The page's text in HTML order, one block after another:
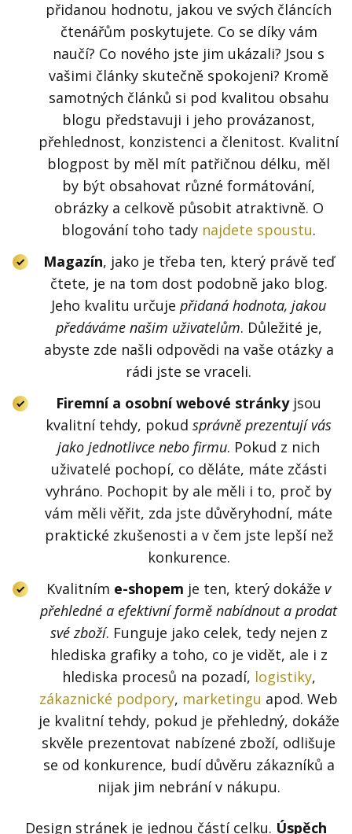
přidanou hodnotu, jakou ve svých článcích
čtenářům poskytujete. Co se díky vám
naučí? Co nového jste jim ukázali? Jsou s
vašimi články skutečně spokojeni? Kromě
samotných článků si pod kvalitou obsahu
blogu představuji i jeho provázanost,
přehlednost, konzistenci a členitost. Kvalitní
blogpost by měl mít patřičnou délku, měl
by být obsahovat různé formátování,
obrázky a celkově působit atraktivně. O
blogování toho tady najdete spoustu.
Magazín, jako je třeba ten, který právě teď
čtete, je na tom dost podobně jako blog.
Jeho kvalitu určuje přidaná hodnota, jakou
předáváme našim uživatelům. Důležité je,
abyste zde našli odpovědi na vaše otázky a
rádi jste se vraceli.
Firemní a osobní webové stránkyjsou
kvalitní tehdy, pokud správně prezentují vás
jako jednotlivce nebo firmu. Pokud z nich
uživatelé pochopí, co děláte, máte zčásti
vyhráno. Pochopit by ale měli i to, proč by
vám měli věřit, zda jste důvěryhodní, máte
praktické zkušenosti a v čem jste lepší než
konkurence.
Kvalitním e-shopem je ten, který dokáže v
přehledné a efektivní formě nabídnout a prodat
své zboží. Funguje jako celek, tedy nejen z
hlediska grafiky a toho, co je vidět, ale i z
hlediska procesů na pozadí, logistiky,
zákaznické podpory, marketingu apod. Web
je kvalitní tehdy, pokud je přehledný, dokáže
skvěle prezentovat nabízené zboží, odlišuje
se od konkurence, budí důvěru zákazníků a
nijak jim nebrání v nákupu.
Design stránek je jednou částí celku. Úspěch